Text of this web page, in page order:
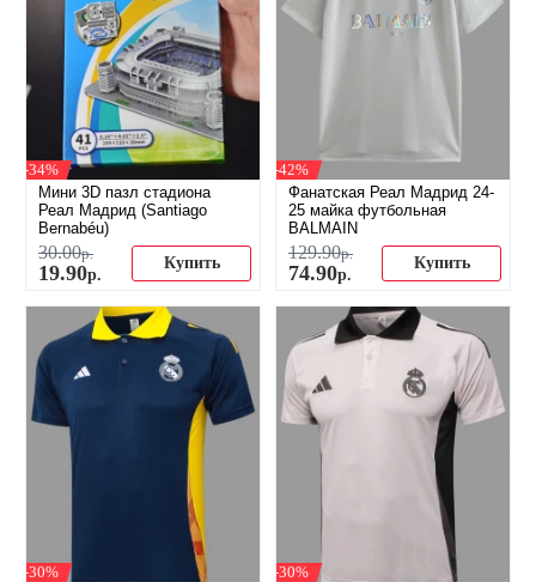
-34%
Мини 3D пазл стадиона
Реал Мадрид (Santiago
Bernabéu)
30.00р.
19.90р.
Купить
-42%
Фанатская Реал Мадрид 24-
25 майка футбольная
BALMAIN
129.90р.
74.90р.
Купить
-30%
-30%